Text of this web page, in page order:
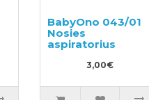
BabyOno 043/01
Nosies
aspiratorius
3,00€